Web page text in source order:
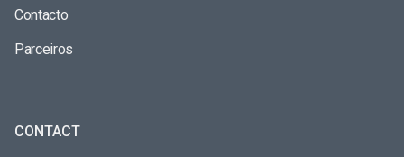
Contacto
Parceiros
CONTACT